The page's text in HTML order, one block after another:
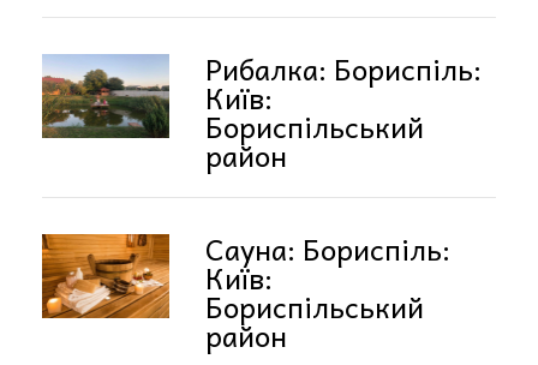
Рибалка: Бориспіль:
Київ:
Бориспільський
район
Сауна: Бориспіль:
Київ:
Бориспільський
район